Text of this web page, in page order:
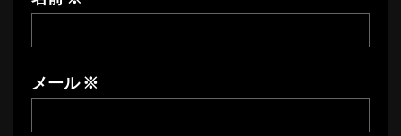
メール※